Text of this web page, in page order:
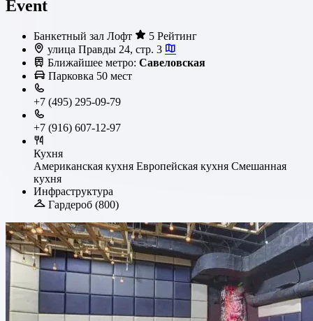
Event
Банкетный зал Лофт
5 Рейтинг
улица Правды 24, стр. 3
Ближайшее метро: Савеловская
Парковка 50 мест
+7 (495) 295-09-79
+7 (916) 607-12-97
Кухня
Американская кухня Европейская кухня Смешанная
кухня
Инфраструктура
Гардероб (800)